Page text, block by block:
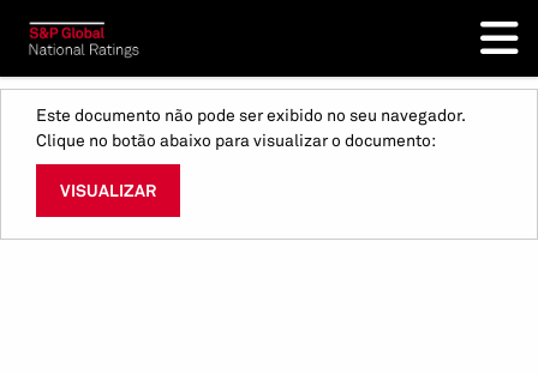
Este documento não pode ser exibido no seu navegador.
Clique no botão abaixo para visualizar o documento:
VISUALIZAR